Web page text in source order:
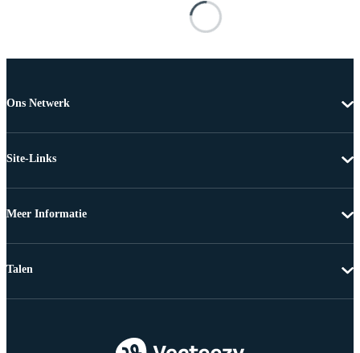
Ons Netwerk
Site-Links
Meer Informatie
Talen